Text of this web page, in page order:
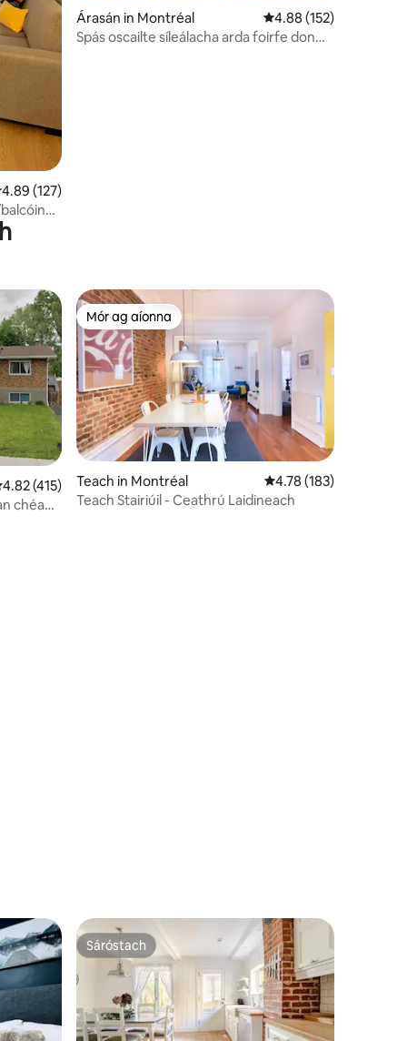
4.89 as 5, 127 léirmheas
4.89 (127)
Árasán in Montréal Meánrátáil 4.88 as 5,
4.88 (152)
Spás oscailte síleálacha arda foirfe don
4.82 as 5, 415 léirmheas
4.82 (415)
chéad
Mór ag aíonna
Mór ag aíonna
Teach in Montréal Meánrátáil 4.78 as 5,
4.78 (183)
Teach Stairiúil - Ceathrú Laidineach
Sáróstach
Sáróstach